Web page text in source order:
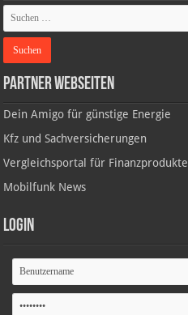
Partner Webseiten
Dein Amigo für günstige Energie
Kfz und Sachversicherungen
Vergleichsportal für Finanzprodukte
Mobilfunk News
Login